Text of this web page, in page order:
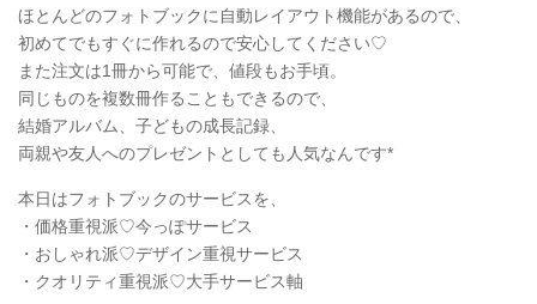
ほとんどのフォトブックに自動レイアウト機能があるので、
初めてでもすぐに作れるので安心してください♡
また注文は1冊から可能で、値段もお手頃。
同じものを複数冊作ることもできるので、
結婚アルバム、子どもの成長記録、
両親や友人へのプレゼントとしても人気なんです*
本日はフォトブックのサービスを、
・価格重視派♡今っぽサービス
・おしゃれ派♡デザイン重視サービス
・クオリティ重視派♡大手サービス軸